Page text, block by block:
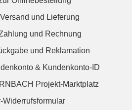
und Lieferung
und Rechnung
und Reklamation
& Kundenkonto-ID
Projekt-Marktplatz
Widerrufsformular